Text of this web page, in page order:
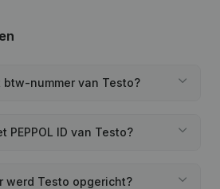
btw-nummer van Testo?
PEPPOL ID van Testo?
werd Testo opgericht?